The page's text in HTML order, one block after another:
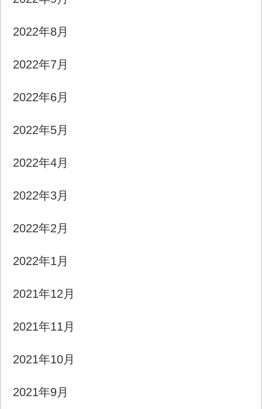
2022年8月
2022年7月
2022年6月
2022年5月
2022年4月
2022年3月
2022年2月
2022年1月
2021年12月
2021年11月
2021年10月
2021年9月